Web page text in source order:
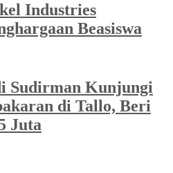
Industries
Beasiswa
Sudirman Kunjungi
di Tallo, Beri
Juta